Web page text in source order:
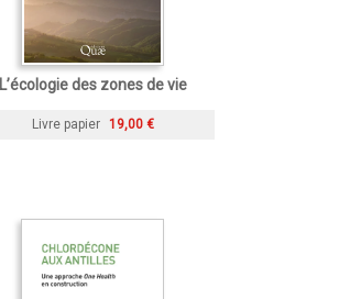
L’écologie des zones de vie
Livre papier 19,00 €